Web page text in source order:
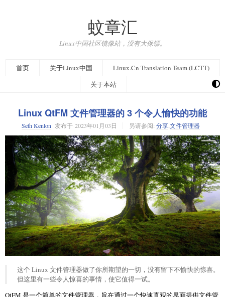
蚊章汇
Linux中国社区镜像站，没有大保镖。
首页 关于Linux中国
Linux.Cn Translation Team (LCTT)
关于本站
Linux QtFM 文件管理器的 3 个令人愉快的功能
Seth Kenlon 发布于 2023年01月03日 另请参阅: 分享,文件管理器
这个 Linux 文件管理器做了你所期望的一切，没有留下不愉快的惊喜。
但这里有一些令人惊喜的事情，使它值得一试。